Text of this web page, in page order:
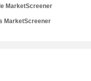
MarketScreener
MarketScreener